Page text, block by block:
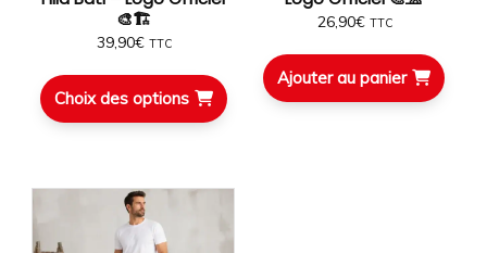
🎨🏗️
39,90€ TTC
Choix des options
26,90€ TTC
Ajouter au panier